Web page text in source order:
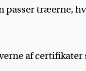
passer træerne,
af